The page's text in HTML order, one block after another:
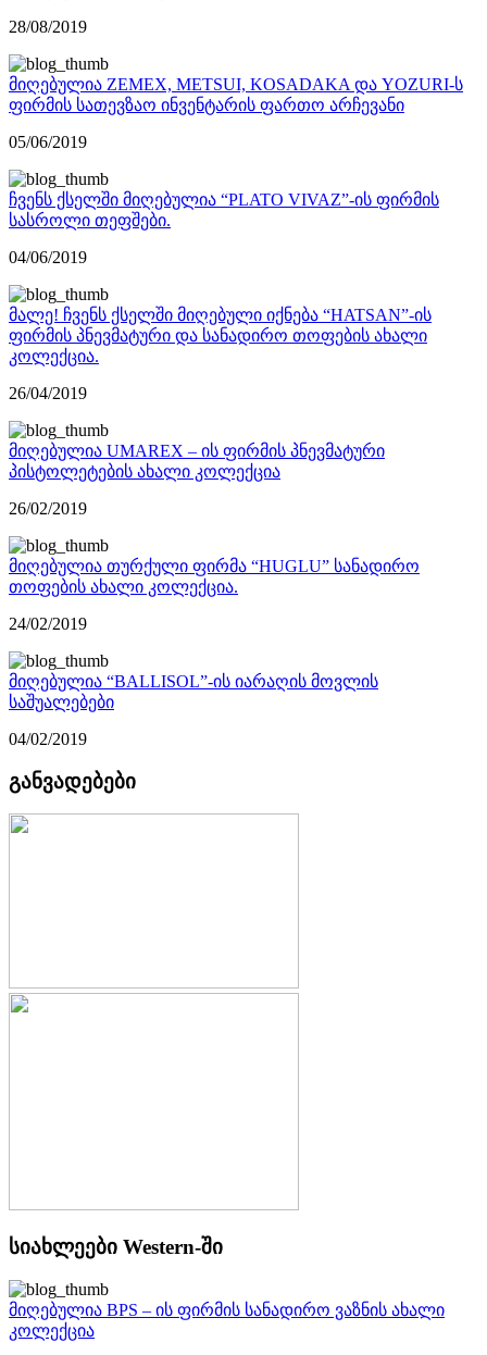
28/08/2019
მიღებულია ZEMEX, METSUI, KOSADAKA და YOZURI-ს
ფირმის სათევზაო ინვენტარის ფართო არჩევანი
05/06/2019
ჩვენს ქსელში მიღებულია “PLATO VIVAZ”-ის ფირმის
სასროლი თეფშები.
04/06/2019
მალე! ჩვენს ქსელში მიღებული იქნება “HATSAN”-ის
ფირმის პნევმატური და სანადირო თოფების ახალი
კოლექცია.
26/04/2019
მიღებულია UMAREX – ის ფირმის პნევმატური
პისტოლეტების ახალი კოლექცია
26/02/2019
მიღებულია თურქული ფირმა “HUGLU” სანადირო
თოფების ახალი კოლექცია.
24/02/2019
მიღებულია “BALLISOL”-ის იარაღის მოვლის
საშუალებები
04/02/2019
განვადებები
სიახლეები Western-ში
მიღებულია BPS – ის ფირმის სანადირო ვაზნის ახალი
კოლექცია